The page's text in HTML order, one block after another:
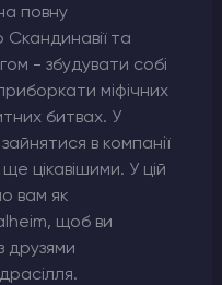
повну
та
- збудувати собі
міфічних
битвах. У
в компанії
цікавішими. У цій
вам як
щоб ви
друзями